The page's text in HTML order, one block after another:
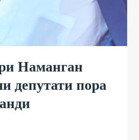
Наманган
депутати пора